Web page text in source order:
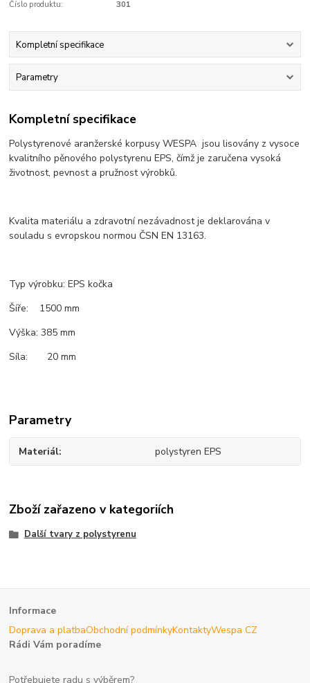
Číslo produktu: 301
Kompletní specifikace
Parametry
Kompletní specifikace
Polystyrenové aranžerské korpusy WESPA jsou lisovány z vysoce
kvalitního pěnového polystyrenu EPS, čímž je zaručena vysoká
životnost, pevnost a pružnost výrobků.
Kvalita materiálu a zdravotní nezávadnost je deklarována v
souladu s evropskou normou ČSN EN 13163.
Typ výrobku: EPS kočka
Šíře: 1500 mm
Výška: 385 mm
Síla: 20 mm
Parametry
Materiál polystyren EPS
Zboží zařazeno v kategoriích
Další tvary z polystyrenu
Informace
Doprava a platbaObchodní podmínkyKontaktyWespa CZ
Rádi Vám poradíme
Potřebujete radu s výběrem?